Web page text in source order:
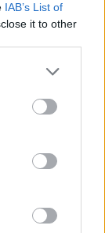
IAB’s List of
it to other